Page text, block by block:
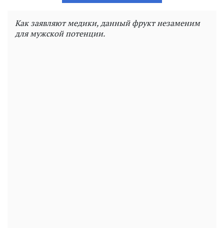
Как заявляют медики, данный фрукт незаменим
для мужской потенции.